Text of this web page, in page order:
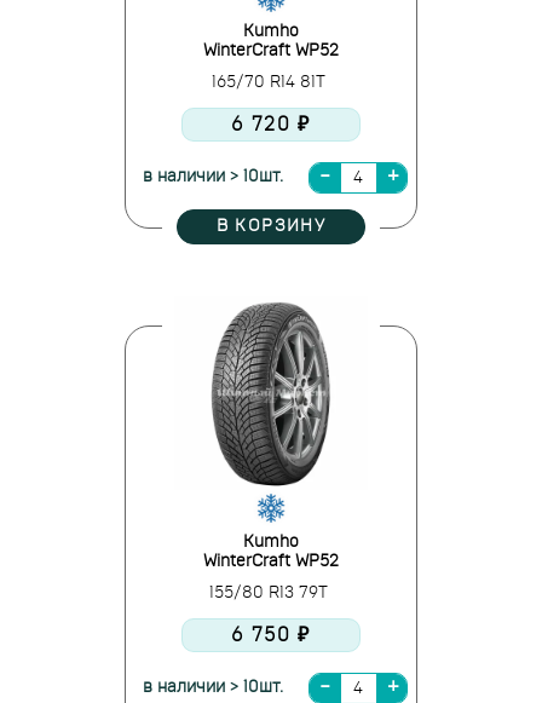
Kumho
WinterCraft WP52
165/70 R14 81T
6 720 ₽
в наличии > 10шт.
В КОРЗИНУ
Kumho
WinterCraft WP52
155/80 R13 79T
6 750 ₽
в наличии > 10шт.